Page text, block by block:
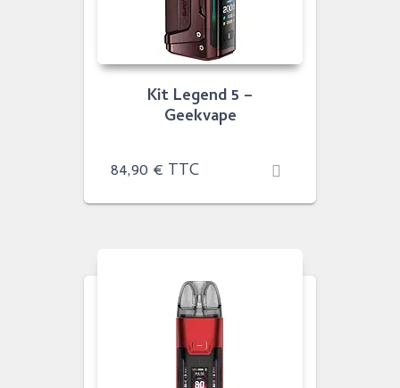
Kit Legend 5 –
Geekvape
84,90 € TTC